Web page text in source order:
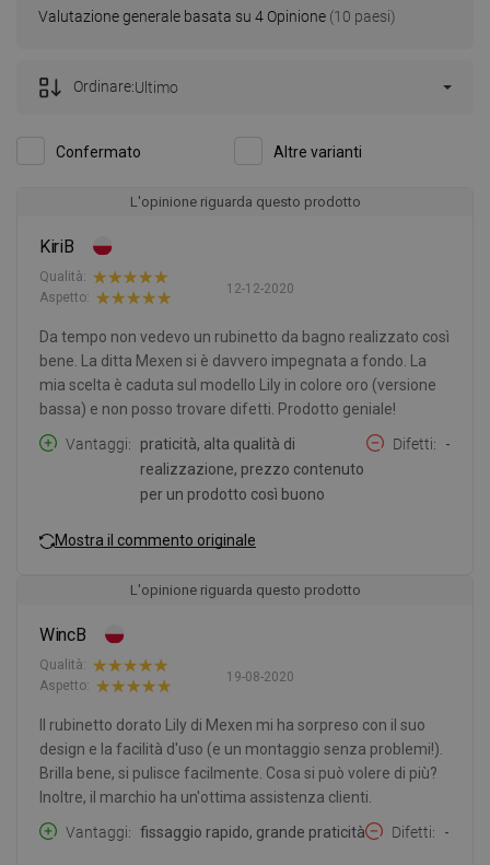
Valutazione generale basata su 4 Opinione (10 paesi)
Confermato Altre varianti
Ordinare:Ultimo
L'opinione riguarda questo prodotto
KiriB
12-12-2020
Qualità:
Aspetto:
Da tempo non vedevo un rubinetto da bagno realizzato così
bene. La ditta Mexen si è davvero impegnata a fondo. La
mia scelta è caduta sul modello Lily in colore oro (versione
bassa) e non posso trovare difetti. Prodotto geniale!
Vantaggi
praticità, alta qualità di
realizzazione, prezzo contenuto
per un prodotto così buono
Difetti -
Mostra il commento originale
L'opinione riguarda questo prodotto
WincB
19-08-2020
Qualità:
Aspetto:
Il rubinetto dorato Lily di Mexen mi ha sorpreso con il suo
design e la facilità d'uso (e un montaggio senza problemi!).
Brilla bene, si pulisce facilmente. Cosa si può volere di più?
Inoltre, il marchio ha un'ottima assistenza clienti.
Vantaggi
fissaggio rapido, grande praticità Difetti -